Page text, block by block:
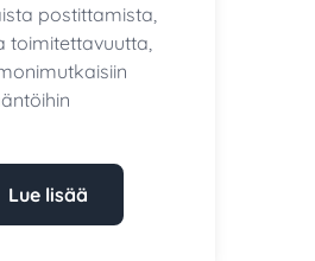
postittamista,
toimitettavuutta,
Lue lisää